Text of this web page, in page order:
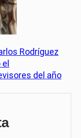
Rodríguez
del año